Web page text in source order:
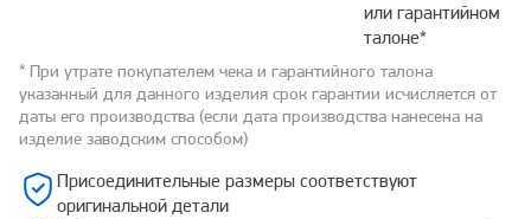
или гарантийном
талоне*
* При утрате покупателем чека и гарантийного талона
указанный для данного изделия срок гарантии исчисляется от
даты его производства (если дата производства нанесена на
изделие заводским способом)
Присоединительные размеры соответствуют
оригинальной детали